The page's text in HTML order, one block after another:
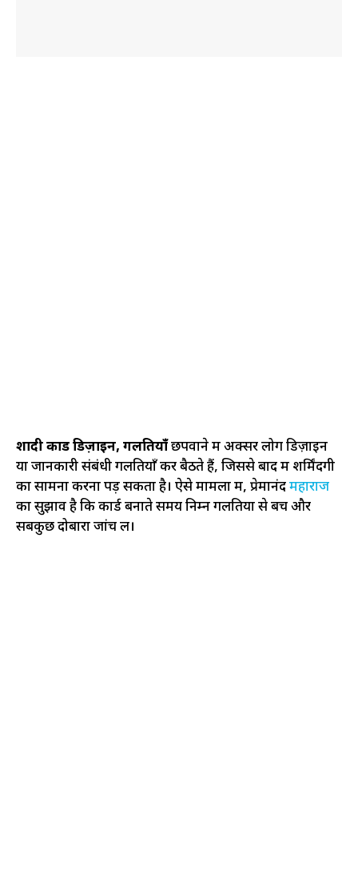
शादी कार्ड डिज़ाइन, गलतियाँछपवाने में अक्सर लोग डिज़ाइन
या जानकारी संबंधी गलतियाँ कर बैठते हैं, जिससे बाद में शर्मिंदगी
का सामना करना पड़ सकता है। ऐसे मामलों में, प्रेमानंदमहाराज
का सुझाव है कि कार्ड बनाते समय निम्न गलतियों से बचें और
सबकुछ दोबारा जांच लें।